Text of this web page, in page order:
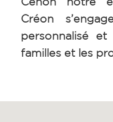
Créon
personnalisé
familles et les